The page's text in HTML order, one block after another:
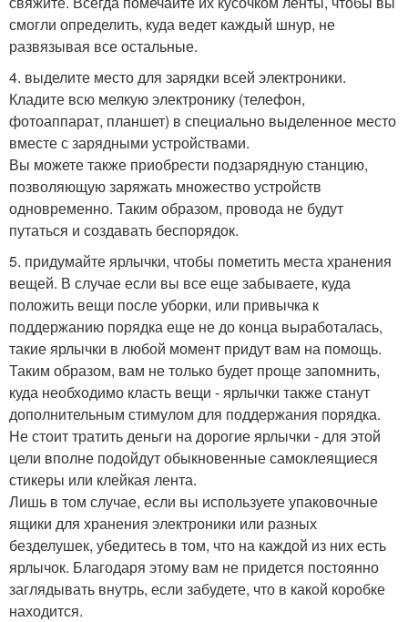
смогли определить, куда ведет каждый шнур, не
развязывая все остальные.
4. выделите место для зарядки всей электроники.
Кладите всю мелкую электронику (телефон,
фотоаппарат, планшет) в специально выделенное место
вместе с зарядными устройствами.
Вы можете также приобрести подзарядную станцию,
позволяющую заряжать множество устройств
одновременно. Таким образом, провода не будут
путаться и создавать беспорядок.
5. придумайте ярлычки, чтобы пометить места хранения
вещей. В случае если вы все еще забываете, куда
положить вещи после уборки, или привычка к
поддержанию порядка еще не до конца выработалась,
такие ярлычки в любой момент придут вам на помощь.
Таким образом, вам не только будет проще запомнить,
куда необходимо класть вещи - ярлычки также станут
дополнительным стимулом для поддержания порядка.
Не стоит тратить деньги на дорогие ярлычки - для этой
цели вполне подойдут обыкновенные самоклеящиеся
стикеры или клейкая лента.
Лишь в том случае, если вы используете упаковочные
ящики для хранения электроники или разных
безделушек, убедитесь в том, что на каждой из них есть
ярлычок. Благодаря этому вам не придется постоянно
заглядывать внутрь, если забудете, что в какой коробке
находится.